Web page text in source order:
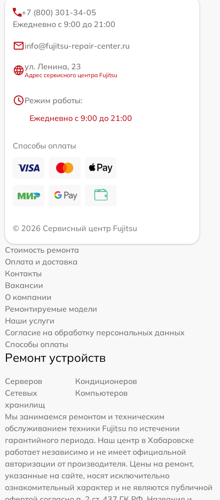
+7 (800) 301-34-05
Ежедневно с 9:00 до 21:00
info@fujitsu-repair-center.ru
ул. Ленина, 23
Адрес сервисного центра Fujitsu
Режим работы:
Ежедневно с 9:00 до 21:00
Способы оплаты
© 2026 Сервисный центр Fujitsu
Стоимость ремонта
Оплата и доставка
Контакты
Вакансии
О компании
Ремонтируемые модели
Наши услуги
Согласие на обработку персональных данных
Способы оплаты
Ремонт устройств
Серверов
Кондиционеров
Сетевых
хранилищ
Компьютеров
Мы занимаемся ремонтом и техническим
обслуживанием техники Fujitsu по истечении
гарантийного периода. Наш центр в Хабаровске
работает независимо и не имеет официальной
авторизации от производителя. Цены на ремонт,
указанные на сайте, носят исключительно
ознакомительный характер и не являются публичной